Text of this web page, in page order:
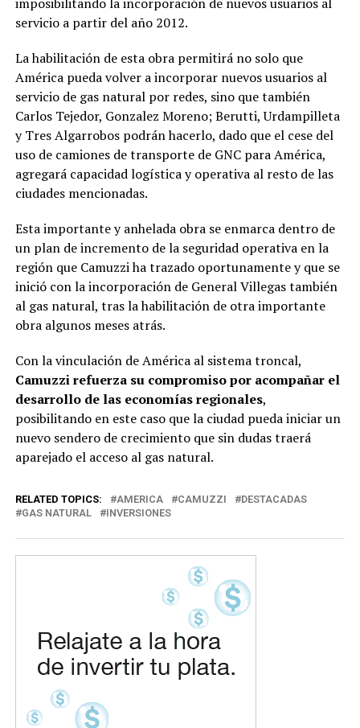
servicio a partir del año 2012.
La habilitación de esta obra permitirá no solo que
América pueda volver a incorporar nuevos usuarios al
servicio de gas natural por redes, sino que también
Carlos Tejedor, Gonzalez Moreno; Berutti, Urdampilleta
y Tres Algarrobos podrán hacerlo, dado que el cese del
uso de camiones de transporte de GNC para América,
agregará capacidad logística y operativa al resto de las
ciudades mencionadas.
Esta importante y anhelada obra se enmarca dentro de
un plan de incremento de la seguridad operativa en la
región que Camuzzi ha trazado oportunamente y que se
inició con la incorporación de General Villegas también
al gas natural, tras la habilitación de otra importante
obra algunos meses atrás.
Con la vinculación de América al sistema troncal,
Camuzzi refuerza su compromiso por acompañar el
desarrollo de las economías regionales,
posibilitando en este caso que la ciudad pueda iniciar un
nuevo sendero de crecimiento que sin dudas traerá
aparejado el acceso al gas natural.
RELATED TOPICS: AMERICA CAMUZZI
DESTACADAS
GAS NATURAL
INVERSIONES